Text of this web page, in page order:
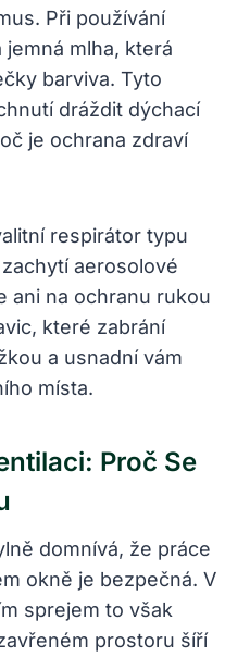
Při používání
mlha, která
barviva. Tyto
dráždit dýchací
je ochrana zdraví
respirátor typu
aerosolové
ani na ochranu rukou
které zabrání
a usnadní vám
místa.
Proč Se
domnívá, že práce
okně je bezpečná. V
sprejem to však
prostoru šíří